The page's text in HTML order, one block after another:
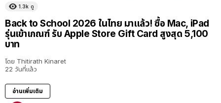
1.3k ดู
Back to School 2026 ในไทย มาแล้ว! ซื้อ Mac, iPad
รุ่นเข้าเกณฑ์ รับ Apple Store Gift Card สูงสุด 5,100
บาท
โดย Thitirath Kinaret
22 วันที่แล้ว
อ่านเพิ่มเติม